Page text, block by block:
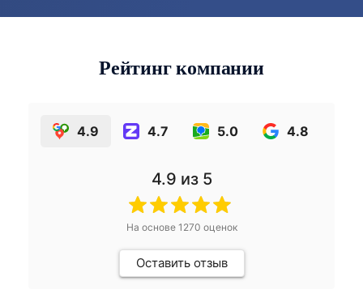
Рейтинг компании